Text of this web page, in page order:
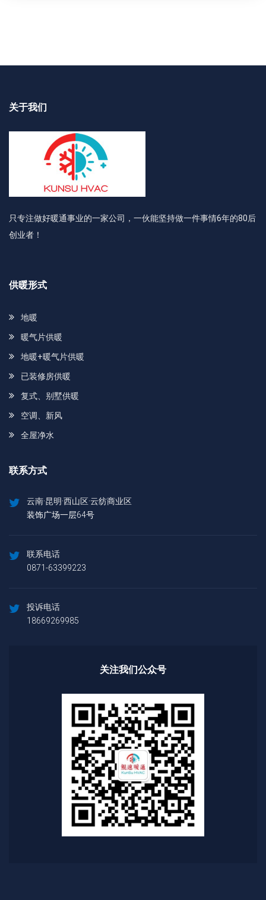
关于我们
只专注做好暖通事业的一家公司，一伙能坚持做一件事情6年的80后
创业者！
供暖形式
地暖
暖气片供暖
地暖+暖气片供暖
已装修房供暖
复式、别墅供暖
空调、新风
全屋净水
联系方式
云南·昆明·西山区·云纺商业区
装饰广场一层64号
联系电话
0871-63399223
投诉电话
18669269985
关注我们公众号